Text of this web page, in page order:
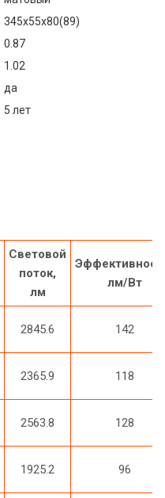
345х55х80(89)
0.87
1.02
да
5 лет
Световой
поток,
лм
лм/Вт
2845.6 142
2365.9 118
2563.8 128
1925.2 96